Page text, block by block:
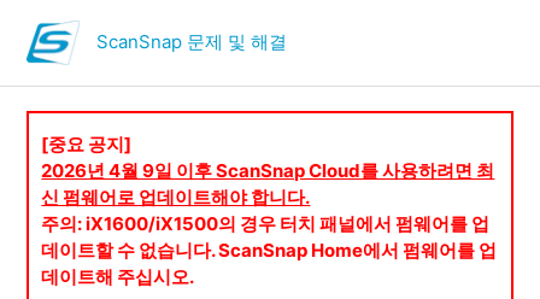
ScanSnap 문제 및 해결
[중요 공지]
2026년 4월 9일 이후 ScanSnap Cloud를 사용하려면 최
신 펌웨어로 업데이트해야 합니다.
주의: iX1600/iX1500의 경우 터치 패널에서 펌웨어를 업
데이트할 수 없습니다. ScanSnap Home에서 펌웨어를 업
데이트해 주십시오.